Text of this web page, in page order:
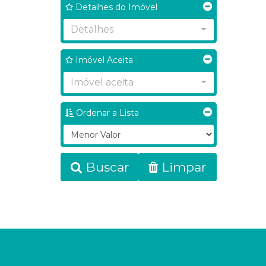
Bela Vista da Lagoa (1)
Detalhes do Imóvel
Detalhes
Imóvel Aceita
Imóvel aceita
Ordenar a Lista
Buscar Limpar